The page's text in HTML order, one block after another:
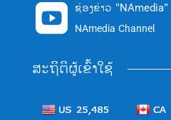
 ຊ່ອງຂ່າວ "NAmedia"
NAmedia Channel
ສະຖິຕິຜູ້ເຂົ້າໃຊ້